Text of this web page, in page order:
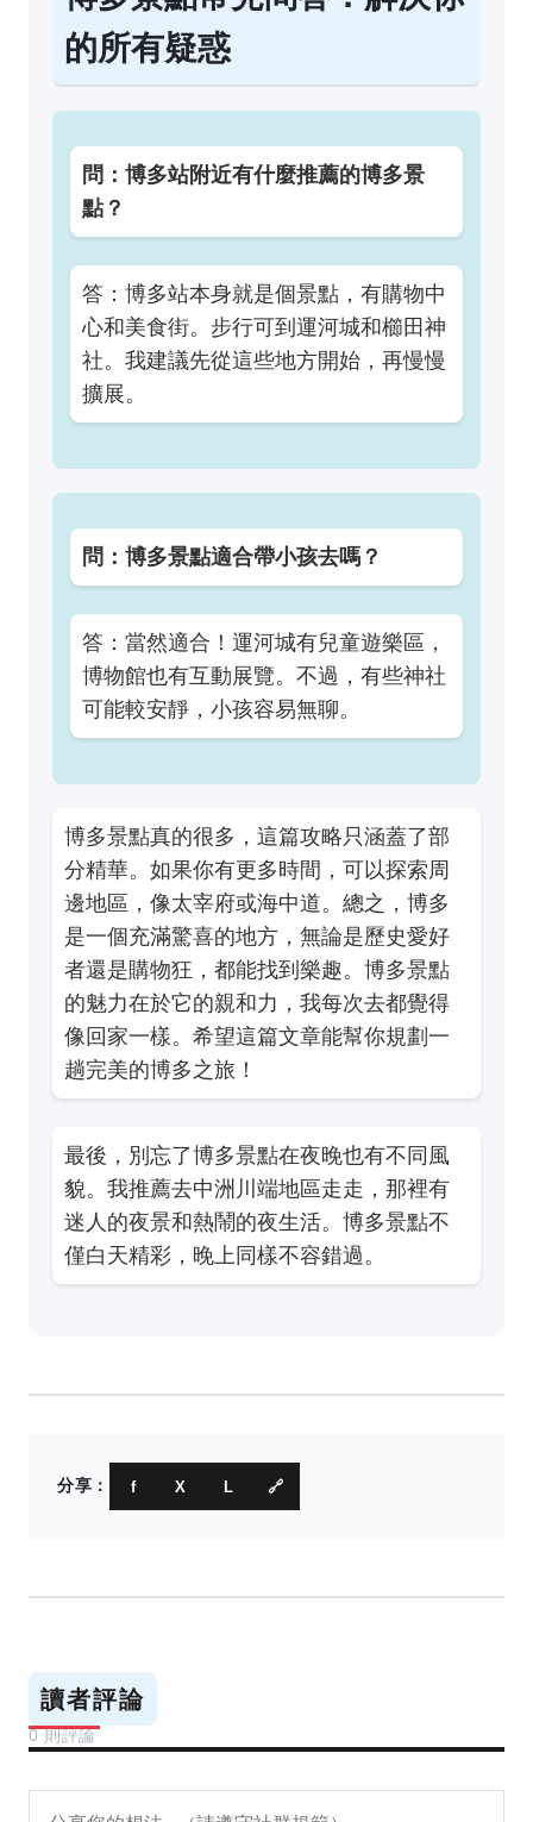
的所有疑惑
問：博多站附近有什麼推薦的博多景
點？
答：博多站本身就是個景點，有購物中
心和美食街。步行可到運河城和櫛田神
社。我建議先從這些地方開始，再慢慢
擴展。
問：博多景點適合帶小孩去嗎？
答：當然適合！運河城有兒童遊樂區，
博物館也有互動展覽。不過，有些神社
可能較安靜，小孩容易無聊。
博多景點真的很多，這篇攻略只涵蓋了部
分精華。如果你有更多時間，可以探索周
邊地區，像太宰府或海中道。總之，博多
是一個充滿驚喜的地方，無論是歷史愛好
者還是購物狂，都能找到樂趣。博多景點
的魅力在於它的親和力，我每次去都覺得
像回家一樣。希望這篇文章能幫你規劃一
趟完美的博多之旅！
最後，別忘了博多景點在夜晚也有不同風
貌。我推薦去中洲川端地區走走，那裡有
迷人的夜景和熱鬧的夜生活。博多景點不
僅白天精彩，晚上同樣不容錯過。
分享： f X L 🔗
讀者評論
0 則評論